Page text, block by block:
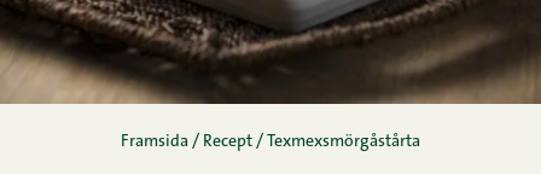
Framsida / Recept / Texmexsmörgåstårta